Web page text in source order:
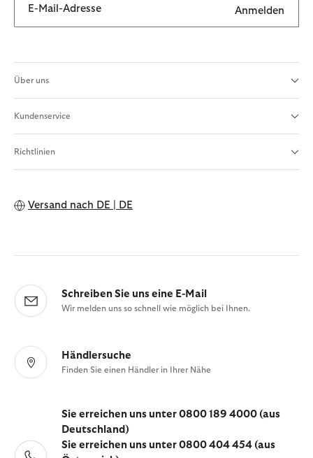
E-Mail-Adresse Anmelden
Über uns
Kundenservice
Richtlinien
Versand nach DE | DE
Schreiben Sie uns eine E-Mail
Wir melden uns so schnell wie möglich bei Ihnen.
Händlersuche
Finden Sie einen Händler in Ihrer Nähe
Sie erreichen uns unter 0800 189 4000 (aus
Deutschland)
Sie erreichen uns unter 0800 404 454 (aus